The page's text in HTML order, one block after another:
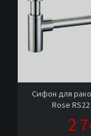
Сифон для
Rose RS22
2